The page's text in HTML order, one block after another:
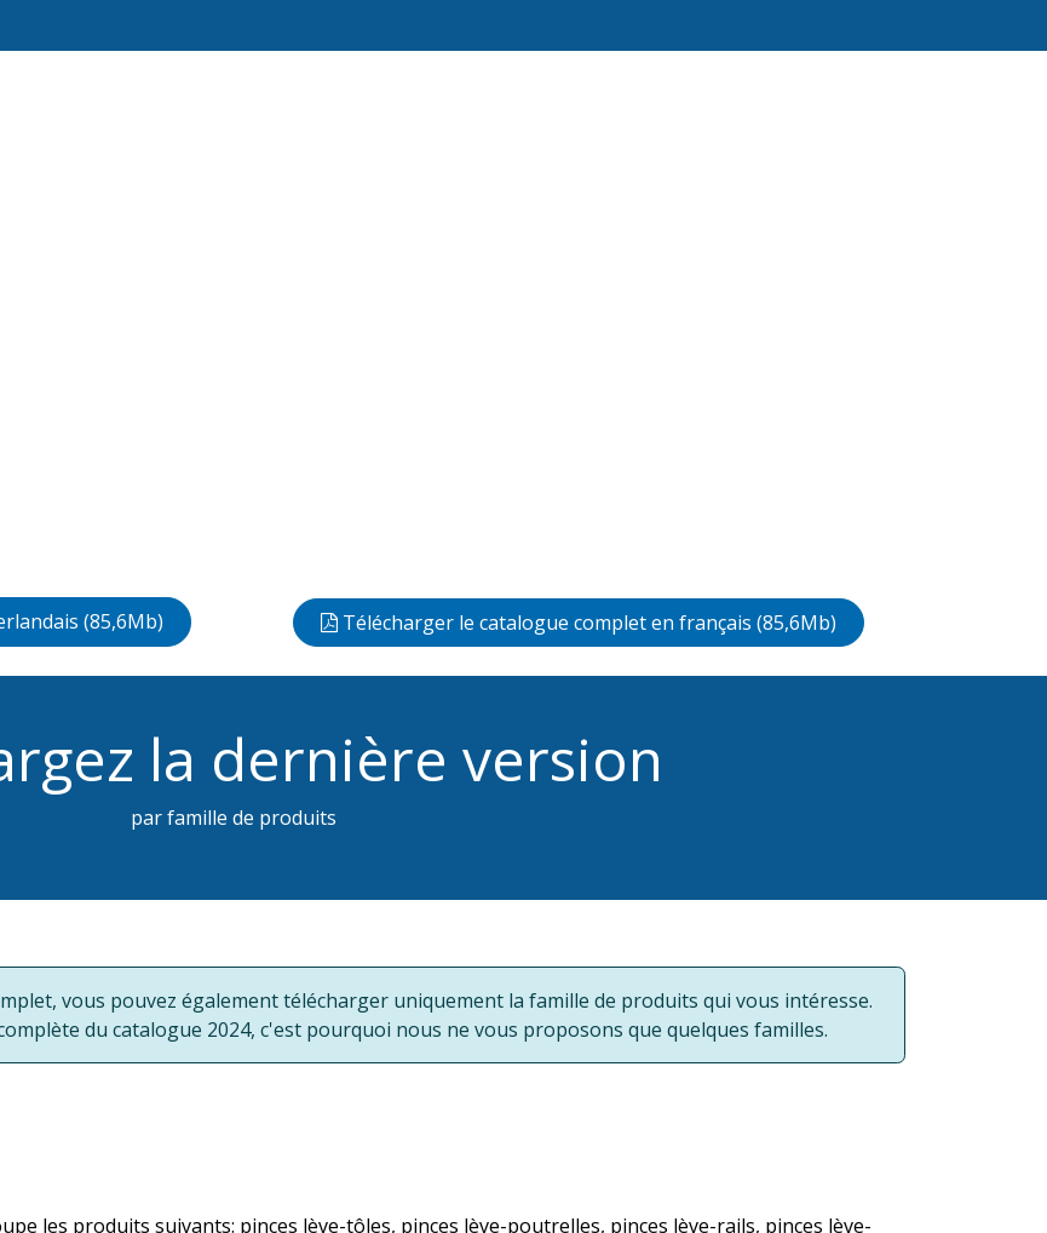
(85,6Mb) Télécharger le catalogue complet en français (85,6Mb)
la dernière version
par famille de produits
vous pouvez également télécharger uniquement la famille de produits qui vous intéresse.
du catalogue 2024, c'est pourquoi nous ne vous proposons que quelques familles.
les produits suivants: pinces lève-tôles, pinces lève-poutrelles, pinces lève-rails, pinces lève-